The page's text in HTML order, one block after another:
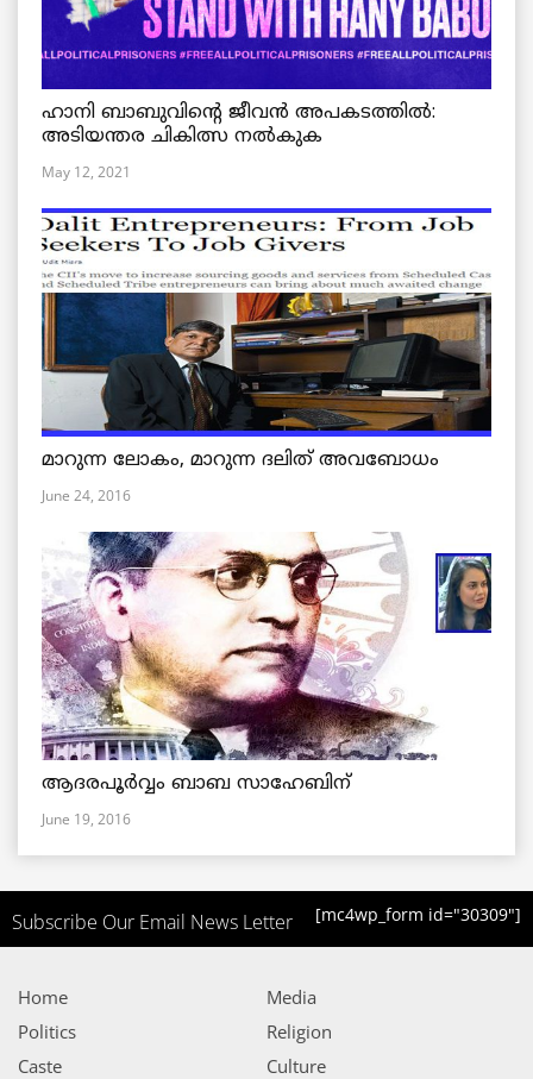
ഹാനി ബാബുവിന്റെ ജീവൻ അപകടത്തിൽ:
അടിയന്തര ചികിത്സ നൽകുക
May 12, 2021
മാറുന്ന ലോകം, മാറുന്ന ദലിത് അവബോധം
June 24, 2016
ആദരപൂര്‍വ്വം ബാബ സാഹേബിന്
June 19, 2016
Subscribe Our Email News Letter [mc4wp_form id="30309"]
Home
Politics
Caste
Media
Religion
Culture